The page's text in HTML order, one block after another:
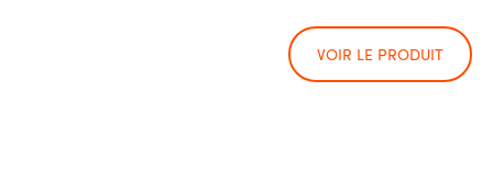
VOIR LE PRODUIT